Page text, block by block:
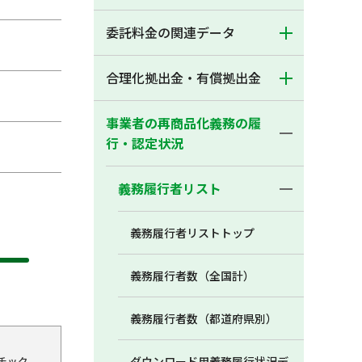
委託料金の関連データ
合理化拠出金・有償拠出金
事業者の再商品化義務の履
行・認定状況
義務履行者リスト
義務履行者リストトップ
義務履行者数（全国計）
義務履行者数（都道府県別）